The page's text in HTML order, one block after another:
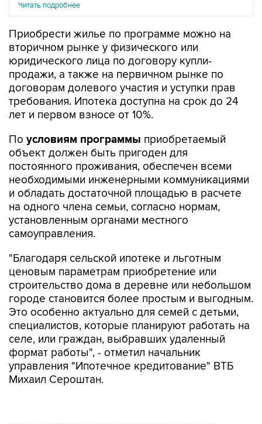
Читать подробнее
Приобрести жилье по программе можно на
вторичном рынке у физического или
юридического лица по договору купли-
продажи, а также на первичном рынке по
договорам долевого участия и уступки прав
требования. Ипотека доступна на срок до 24
лет и первом взносе от 10%.
По условиям программы приобретаемый
объект должен быть пригоден для
постоянного проживания, обеспечен всеми
необходимыми инженерными коммуникациями
и обладать достаточной площадью в расчете
на одного члена семьи, согласно нормам,
установленным органами местного
самоуправления.
"Благодаря сельской ипотеке и льготным
ценовым параметрам приобретение или
строительство дома в деревне или небольшом
городе становится более простым и выгодным.
Это особенно актуально для семей с детьми,
специалистов, которые планируют работать на
селе, или граждан, выбравших удаленный
формат работы", - отметил начальник
управления "Ипотечное кредитование" ВТБ
Михаил Сероштан.